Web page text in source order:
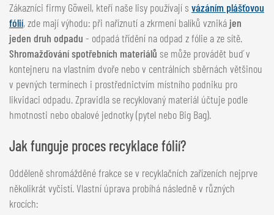
Zákazníci firmy Göweil, kteří naše lisy používají s vázáním plášťovou
fólií, zde mají výhodu: při naříznutí a zkrmení balíků vznikájen
jeden druh odpadu - odpadá třídění na odpad z fólie a ze sítě.
Shromažďování spotřebních materiálů se může provádět buď v
kontejneru na vlastním dvoře nebo v centrálních sběrnách většinou
v pevných termínech i prostřednictvím místního podniku pro
likvidaci odpadu. Zpravidla se recyklovaný materiál účtuje podle
hmotnosti nebo obalové jednotky (pytel nebo Big Bag).
Jak funguje proces recyklace fólií?
Odděleně shromážděné frakce se v recyklačních zařízeních nejprve
několikrát vyčistí. Vlastní úprava probíhá následně v různých
krocích: